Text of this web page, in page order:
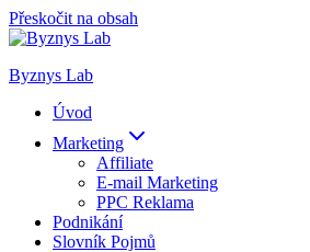
Přeskočit na obsah
Byznys Lab
Úvod
Marketing
Affiliate
E-mail Marketing
PPC Reklama
Podnikání
Slovník Pojmů